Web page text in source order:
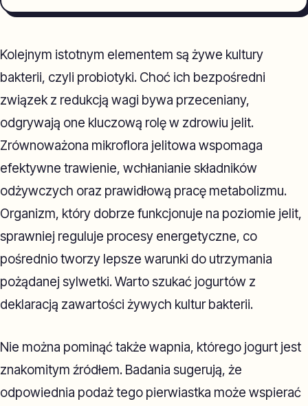
Kolejnym istotnym elementem są żywe kultury
bakterii, czyli probiotyki. Choć ich bezpośredni
związek z redukcją wagi bywa przeceniany,
odgrywają one kluczową rolę w zdrowiu jelit.
Zrównoważona mikroflora jelitowa wspomaga
efektywne trawienie, wchłanianie składników
odżywczych oraz prawidłową pracę metabolizmu.
Organizm, który dobrze funkcjonuje na poziomie jelit,
sprawniej reguluje procesy energetyczne, co
pośrednio tworzy lepsze warunki do utrzymania
pożądanej sylwetki. Warto szukać jogurtów z
deklaracją zawartości żywych kultur bakterii.
Nie można pominąć także wapnia, którego jogurt jest
znakomitym źródłem. Badania sugerują, że
odpowiednia podaż tego pierwiastka może wspierać